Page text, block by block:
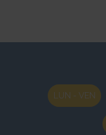
LUN - VEN